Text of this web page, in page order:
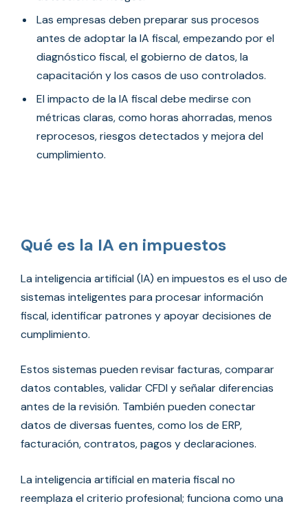
Las empresas deben preparar sus procesos
antes de adoptar la IA fiscal, empezando por el
diagnóstico fiscal, el gobierno de datos, la
capacitación y los casos de uso controlados.
El impacto de la IA fiscal debe medirse con
métricas claras, como horas ahorradas, menos
reprocesos, riesgos detectados y mejora del
cumplimiento.
Qué es la IA en impuestos
La inteligencia artificial (IA) en impuestos es el uso de
sistemas inteligentes para procesar información
fiscal, identificar patrones y apoyar decisiones de
cumplimiento.
Estos sistemas pueden revisar facturas, comparar
datos contables, validar CFDI y señalar diferencias
antes de la revisión. También pueden conectar
datos de diversas fuentes, como los de ERP,
facturación, contratos, pagos y declaraciones.
La inteligencia artificial en materia fiscal no
reemplaza el criterio profesional; funciona como una